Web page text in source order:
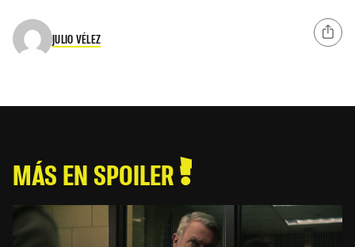
JULIO VÉLEZ
MÁS EN SPOILER